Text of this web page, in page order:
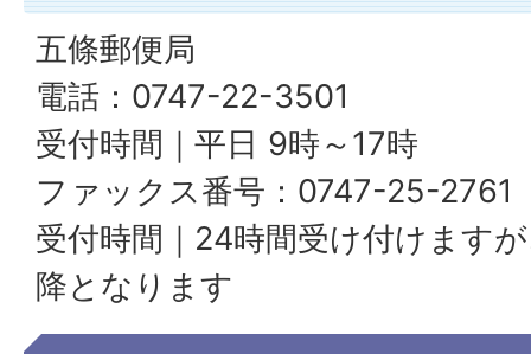
五條郵便局
電話：0747-22-3501
受付時間｜平日 9時～17時
ファックス番号：0747-25-2761
受付時間｜24時間受け付けます
降となります